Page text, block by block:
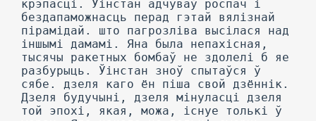
крэпасці. Ўінстан адчуваў роспач і
бездапаможнасць перад гэтай вялізнай
пірамідай. што пагрозліва высілася над
іншымі дамамі. Яна была непахісная,
тысячы ракетных бомбаў не здолелі б яе
разбурыць. Ўінстан зноў спытаўся ў
сябе. дзеля каго ён піша свой дзённік.
Дзеля будучыні, дзеля мінуласці дзеля
той эпохі, якая, можа, існуе толькі ў